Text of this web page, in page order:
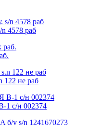
4578 раб
122 не раб
с/н 002374